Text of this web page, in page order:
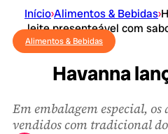
Início›Alimentos & Bebidas›
leite presenteável com
Alimentos & Bebidas
Havanna
Em embalagem especial, os
vendidos com tradicional